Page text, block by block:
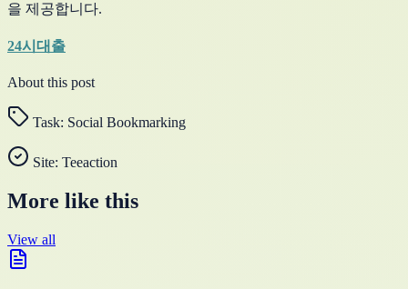
을 제공합니다.
24시대출
About this post
Task: Social Bookmarking
Site: Teeaction
More like this
View all